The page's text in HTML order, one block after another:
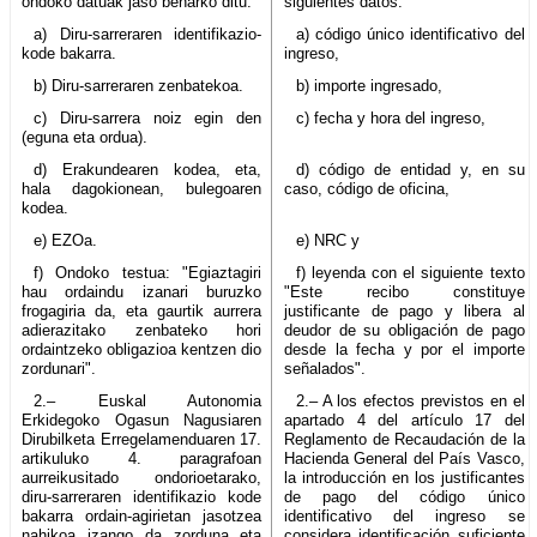
a) Diru-sarreraren identifikazio-
kode bakarra.
a) código único identificativo del
ingreso,
b) Diru-sarreraren zenbatekoa.
b) importe ingresado,
c) Diru-sarrera noiz egin den
(eguna eta ordua).
c) fecha y hora del ingreso,
d) Erakundearen kodea, eta,
hala dagokionean, bulegoaren
kodea.
d) código de entidad y, en su
caso, código de oficina,
e) EZOa.
e) NRC y
f) Ondoko testua: "Egiaztagiri
hau ordaindu izanari buruzko
frogagiria da, eta gaurtik aurrera
adierazitako zenbateko hori
ordaintzeko obligazioa kentzen dio
zordunari".
f) leyenda con el siguiente texto
"Este recibo constituye
justificante de pago y libera al
deudor de su obligación de pago
desde la fecha y por el importe
señalados".
2.– Euskal Autonomia
Erkidegoko Ogasun Nagusiaren
Dirubilketa Erregelamenduaren 17.
artikuluko 4. paragrafoan
aurreikusitado ondorioetarako,
diru-sarreraren identifikazio kode
bakarra ordain-agirietan jasotzea
2.– A los efectos previstos en el
apartado 4 del artículo 17 del
Reglamento de Recaudación de la
Hacienda General del País Vasco,
la introducción en los justificantes
de pago del código único
identificativo del ingreso se